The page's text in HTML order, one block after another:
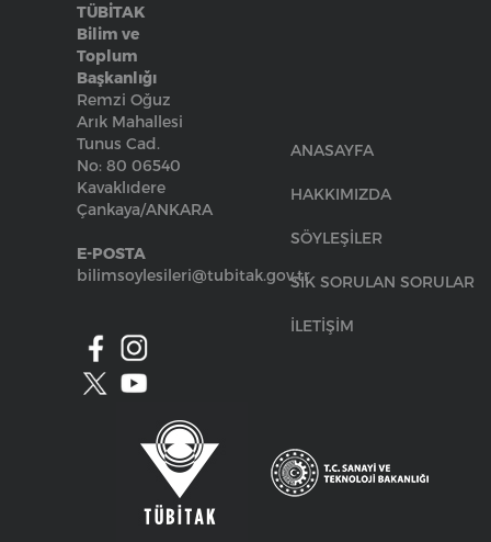
TÜBİTAK
Bilim ve
Toplum
Başkanlığı
Remzi Oğuz
Arık Mahallesi
Tunus Cad.
No: 80 06540
Kavaklıdere
Çankaya/ANKARA
E-POSTA
bilimsoylesileri@tubitak.gov.tr
ANASAYFA
HAKKIMIZDA
SÖYLEŞİLER
SIK SORULAN SORULAR
İLETİŞİM